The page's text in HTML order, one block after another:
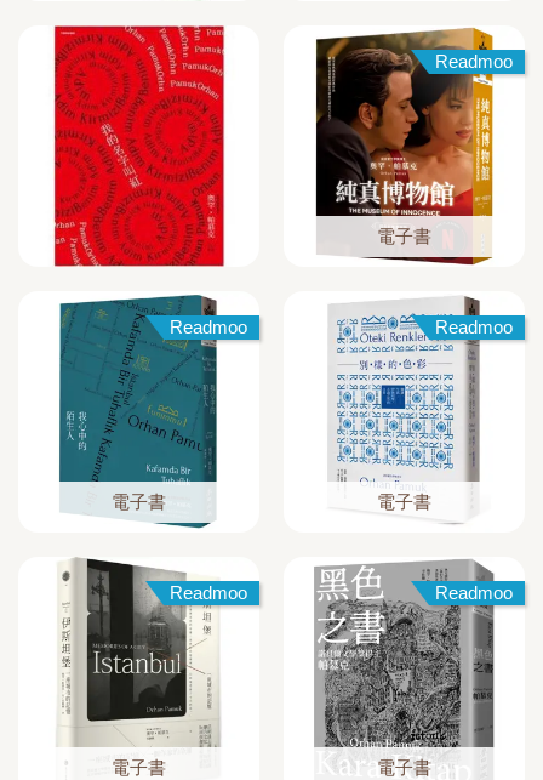
Readmoo
電子書
Readmoo
電子書
Readmoo
電子書
Readmoo
電子書
Readmoo
電子書